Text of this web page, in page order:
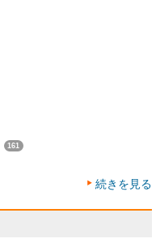
161
続きを見る